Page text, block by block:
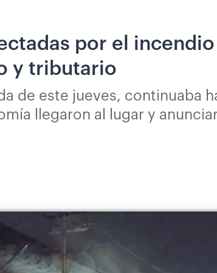
por el
y tributario
de este jueves, continuaba
llegaron al lugar y